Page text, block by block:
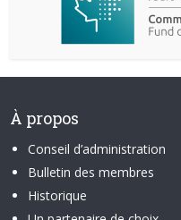
À propos
Conseil d’administration
Bulletin des membres
Historique